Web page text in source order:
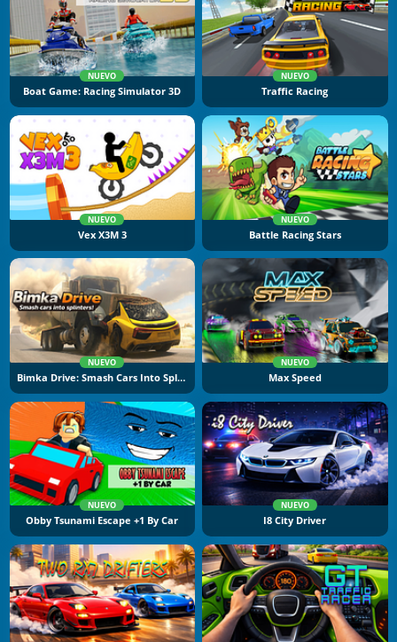
NUEVO
Boat Game: Racing Simulator 3D
NUEVO
Traffic Racing
NUEVO
Vex X3M 3
NUEVO
Battle Racing Stars
NUEVO
Bimka Drive: Smash Cars Into Splinters
NUEVO
Max Speed
NUEVO
Obby Tsunami Escape +1 By Car
NUEVO
I8 City Driver